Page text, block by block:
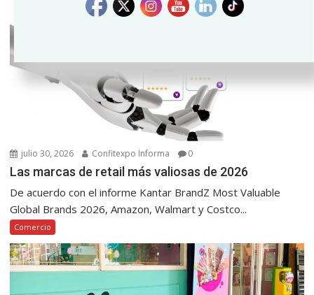
julio 30, 2026 Confitexpo Informa 0
Las marcas de retail más valiosas de 2026
De acuerdo con el informe Kantar BrandZ Most Valuable
Global Brands 2026, Amazon, Walmart y Costco...
Comercio